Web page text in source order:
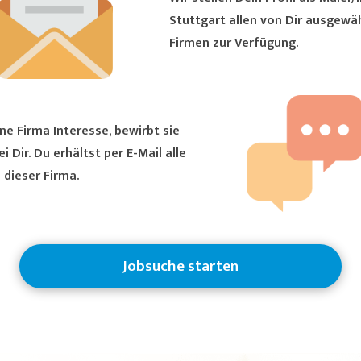
Stuttgart allen von Dir ausgewählten
Firmen zur Verfügung.
Firma Interesse, bewirbt sie
per E-Mail alle
Firma.
Jobsuche starten